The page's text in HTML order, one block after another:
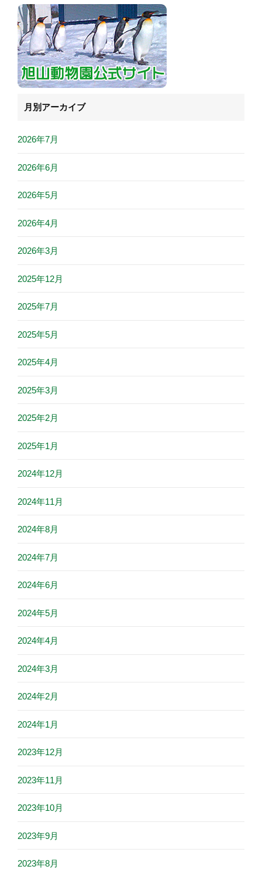
月別アーカイブ
2026年7月
2026年6月
2026年5月
2026年4月
2026年3月
2025年12月
2025年7月
2025年5月
2025年4月
2025年3月
2025年2月
2025年1月
2024年12月
2024年11月
2024年8月
2024年7月
2024年6月
2024年5月
2024年4月
2024年3月
2024年2月
2024年1月
2023年12月
2023年11月
2023年10月
2023年9月
2023年8月